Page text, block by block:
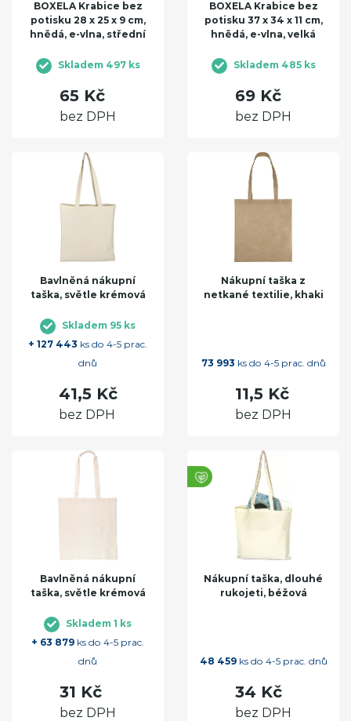
BOXELA Krabice bez
potisku 28 x 25 x 9 cm,
hnědá, e-vlna, střední
Skladem 497 ks
65 Kč
bez DPH
BOXELA Krabice bez
potisku 37 x 34 x 11 cm,
hnědá, e-vlna, velká
Skladem 485 ks
69 Kč
bez DPH
Bavlněná nákupní
taška, světle krémová
Skladem 95 ks
+ 127 443 ks do 4-5 prac.
dnů
41,5 Kč
bez DPH
Nákupní taška z
netkané textilie, khaki
73 993 ks do 4-5 prac. dnů
11,5 Kč
bez DPH
Bavlněná nákupní
taška, světle krémová
Skladem 1 ks
+ 63 879 ks do 4-5 prac.
dnů
31 Kč
bez DPH
Nákupní taška, dlouhé
rukojeti, béžová
48 459ks do 4-5 prac. dnů
34 Kč
bez DPH